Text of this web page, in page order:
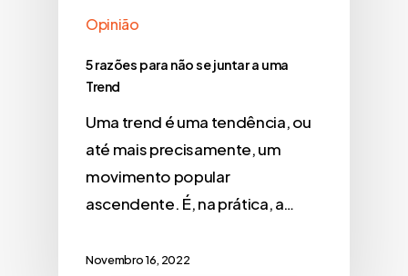
Opinião
5 razões para não se juntar a uma
Trend
Uma trend é uma tendência, ou
até mais precisamente, um
movimento popular
ascendente. É, na prática, a…
Novembro 16, 2022